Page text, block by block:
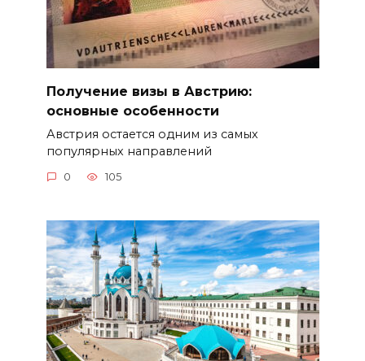
Получение визы в Австрию:
основные особенности
Австрия остается одним из самых
популярных направлений
0 105